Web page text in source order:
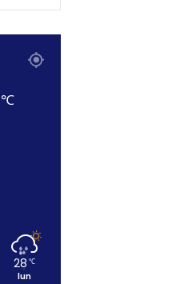
℃
28 ℃
lun